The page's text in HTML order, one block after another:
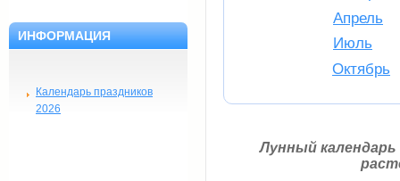
ИНФОРМАЦИЯ
Календарь праздников
2026
Апрель
Июль
Октябрь
Лунный